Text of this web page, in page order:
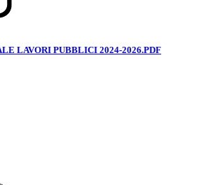
LAVORI PUBBLICI 2024-2026.PDF